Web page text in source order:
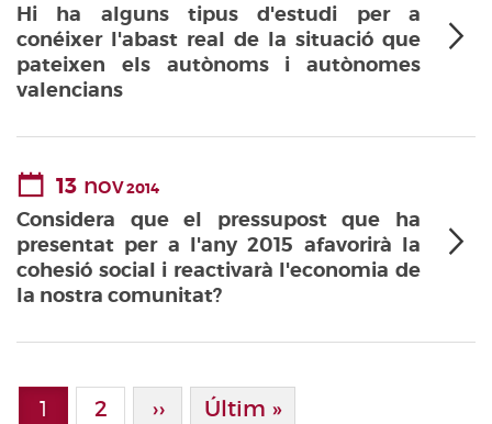
Hi ha alguns tipus d'estudi per a
conéixer l'abast real de la situació que
pateixen els autònoms i autònomes
valencians
13 nov2014
Considera que el pressupost que ha
presentat per a l'any 2015 afavorirà la
cohesió social i reactivarà l'economia de
la nostra comunitat?
Pàgina actual
1 Page
2 Pàgina Següent
›› Última Pàgina
Últim »